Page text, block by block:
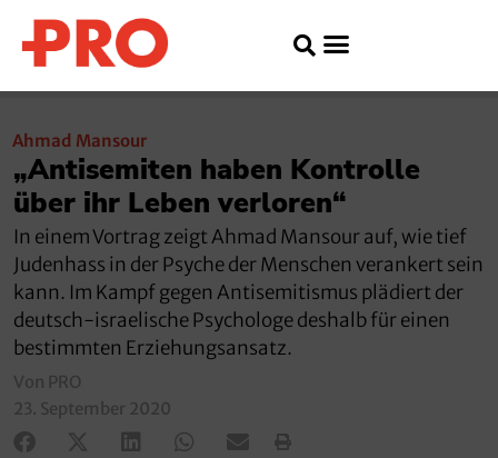
Ahmad Mansour
„Antisemiten haben Kontrolle
über ihr Leben verloren“
In einem Vortrag zeigt Ahmad Mansour auf, wie tief
Judenhass in der Psyche der Menschen verankert sein
kann. Im Kampf gegen Antisemitismus plädiert der
deutsch-israelische Psychologe deshalb für einen
bestimmten Erziehungsansatz.
Von PRO
23. September 2020